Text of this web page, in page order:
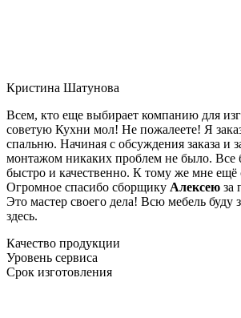
Кристина Шатунова
Всем, кто еще выбирает компанию для
советую Кухни мол! Не пожалеете! Я
спальню. Начиная с обсуждения заказа и
монтажом никаких проблем не было. Все
быстро и качественно. К тому же мне ещё
Огромное спасибо сборщику Алексею за
Это мастер своего дела! Всю мебель буду
здесь.
Качество продукции
Уровень сервиса
Срок изготовления